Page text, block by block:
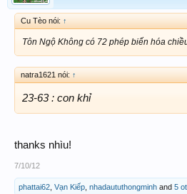
Cu Tèo nói: ↑
Tôn Ngộ Không có 72 phép biến hóa
natra1621 nói: ↑
23-63 : con khỉ
thanks nhìu!
7/10/12
phattai62 Vạn Kiếp nhadaututhongminh and 5